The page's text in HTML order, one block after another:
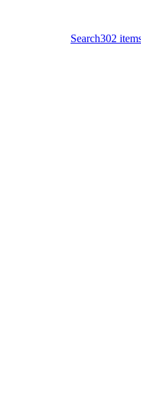
Search302